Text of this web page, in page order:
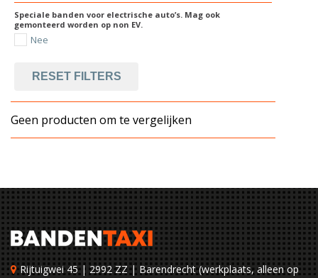
Speciale banden voor electrische auto’s. Mag ook
gemonteerd worden op non EV.
Nee
RESET FILTERS
Geen producten om te vergelijken
Rijtuigwei 45 | 2992 ZZ | Barendrecht (werkplaats, alleen op